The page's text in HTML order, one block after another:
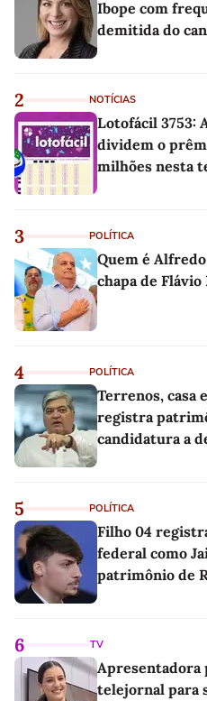
Ibope com
demitida do
2 NOTÍCIAS
Lotofácil 3753:
dividem o
milhões nesta
3 POLÍTICA
Quem é
chapa de
4 POLÍTICA
Terrenos, casa
registra
candidatura a
5 POLÍTICA
Filho 04
federal como
patrimônio de
6 TV
Apresentadora
telejornal para